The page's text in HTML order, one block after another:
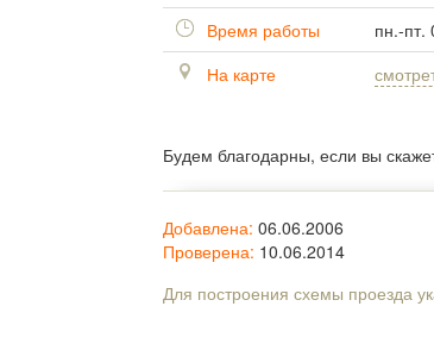
Время работы
пн.-
На карте
Будем благодарны, если вы
Добавлена: 06.06.2006
Проверена: 10.06.2014
Для построения схемы проезда